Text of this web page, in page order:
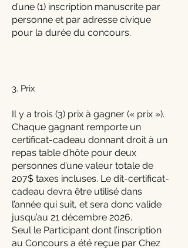
d’une (1) inscription manuscrite par
personne et par adresse civique
pour la durée du concours.
3. Prix
Il y a trois (3) prix à gagner (« prix »).
Chaque gagnant remporte un
certificat-cadeau donnant droit à un
repas table d’hôte pour deux
personnes d’une valeur totale de
207$ taxes incluses. Le dit-certificat-
cadeau devra être utilisé dans
l’année qui suit, et sera donc valide
jusqu’au 21 décembre 2026.
Seul le Participant dont l’inscription
au Concours a été reçue par Chez